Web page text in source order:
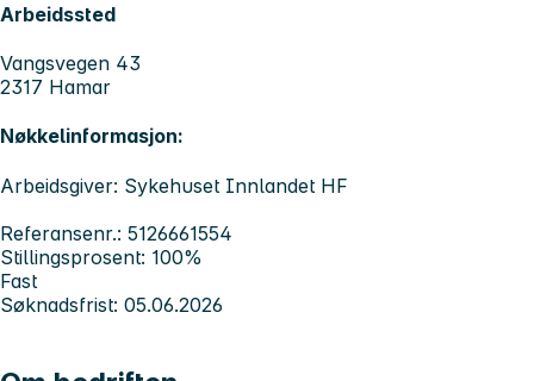
Arbeidssted
Vangsvegen 43
2317 Hamar
Nøkkelinformasjon:
Arbeidsgiver: Sykehuset Innlandet HF
Referansenr.: 5126661554
Stillingsprosent: 100%
Fast
Søknadsfrist: 05.06.2026